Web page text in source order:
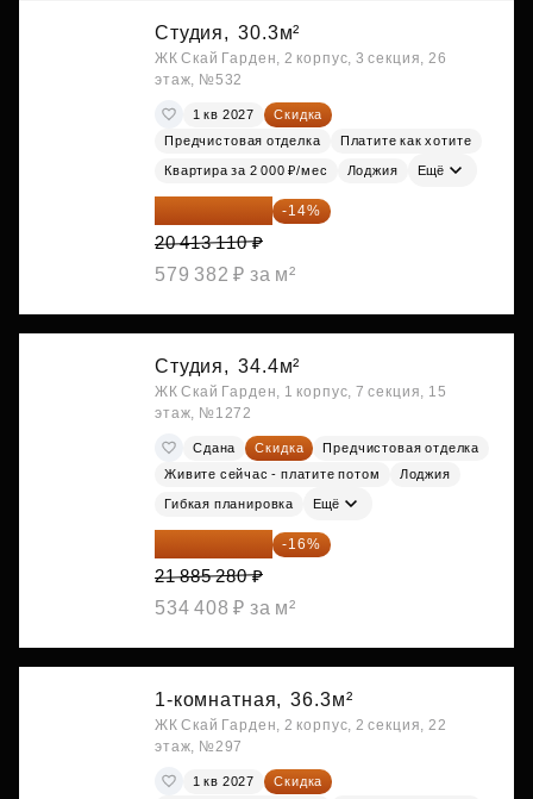
Студия, 30.3м²
ЖК Скай Гарден, 2 корпус, 3 секция, 26
этаж, №532
1 кв 2027
Скидка
Предчистовая отделка
Платите как хотите
Квартира за 2 000 ₽/мес Лоджия Ещё
17 555 275 ₽ -14%
20 413 110 ₽
579 382 ₽ за м²
Студия, 34.4м²
ЖК Скай Гарден, 1 корпус, 7 секция, 15
этаж, №1272
Сдана Скидка
Предчистовая отделка
Живите сейчас - платите потом
Лоджия
Гибкая планировка Ещё
18 383 635 ₽ -16%
21 885 280 ₽
534 408 ₽ за м²
1-комнатная, 36.3м²
ЖК Скай Гарден, 2 корпус, 2 секция, 22
этаж, №297
1 кв 2027
Скидка